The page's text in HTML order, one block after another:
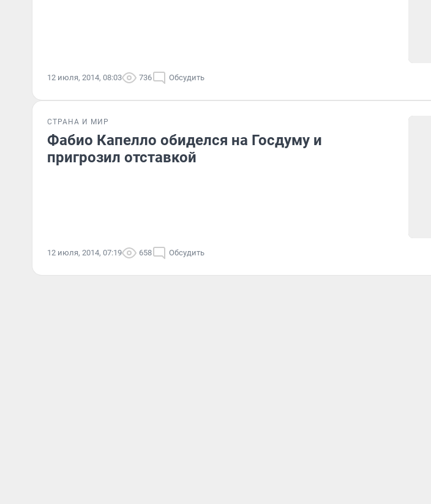
12 июля, 2014, 08:03 736 Обсудить
СТРАНА И МИР
Фабио Капелло обиделся на Госдуму и
пригрозил отставкой
12 июля, 2014, 07:19 658 Обсудить